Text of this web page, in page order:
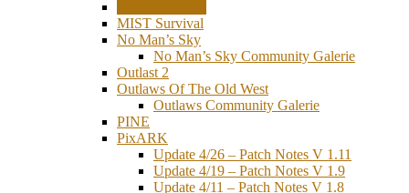
MIST Survival
No Man’s Sky
No Man’s Sky Community Galerie
Outlast 2
Outlaws Of The Old West
Outlaws Community Galerie
PINE
PixARK
Update 4/26 – Patch Notes V 1.11
Update 4/19 – Patch Notes V 1.9
Update 4/11 – Patch Notes V 1.8